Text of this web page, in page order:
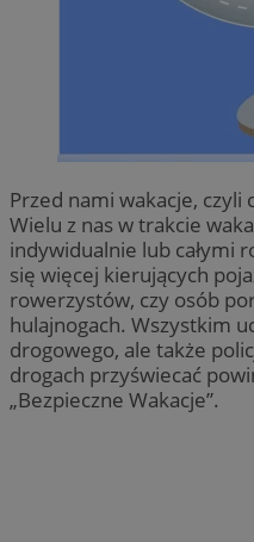
Przed nami wakacje, czyli
Wielu z nas w trakcie
indywidualnie lub całymi
się więcej kierujących
rowerzystów, czy osób
hulajnogach. Wszystkim
drogowego, ale także
drogach przyświecać
„Bezpieczne Wakacje”.